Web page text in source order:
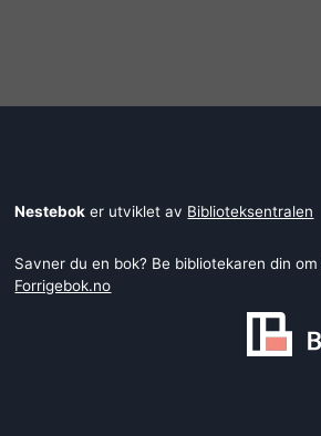
Nestebok er utviklet av Biblioteksentralen
Savner du en bok? Be bibliotekaren din
Forrigebok.no